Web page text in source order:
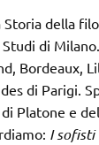
Storia della
di
Bordeaux,
di Parigi.
Platone e
I sofisti